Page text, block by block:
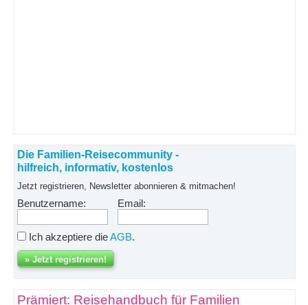
Die Familien-Reisecommunity -
hilfreich, informativ, kostenlos
Jetzt registrieren, Newsletter abonnieren & mitmachen!
Benutzername: Email:
Ich akzeptiere dieAGB.
Prämiert: Reisehandbuch für Familien